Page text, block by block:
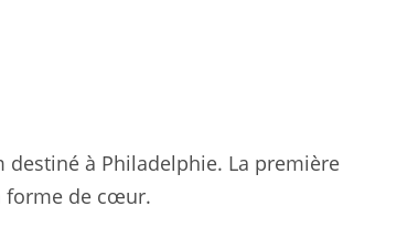
destiné à Philadelphie. La première
forme de cœur.